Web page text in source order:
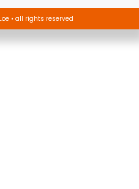
• all rights reserved